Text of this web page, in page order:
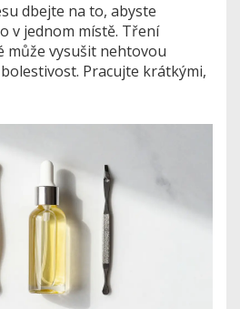
dbejte na to, abyste
v jednom místě. Tření
může vysušit nehtovou
Pracujte krátkými,